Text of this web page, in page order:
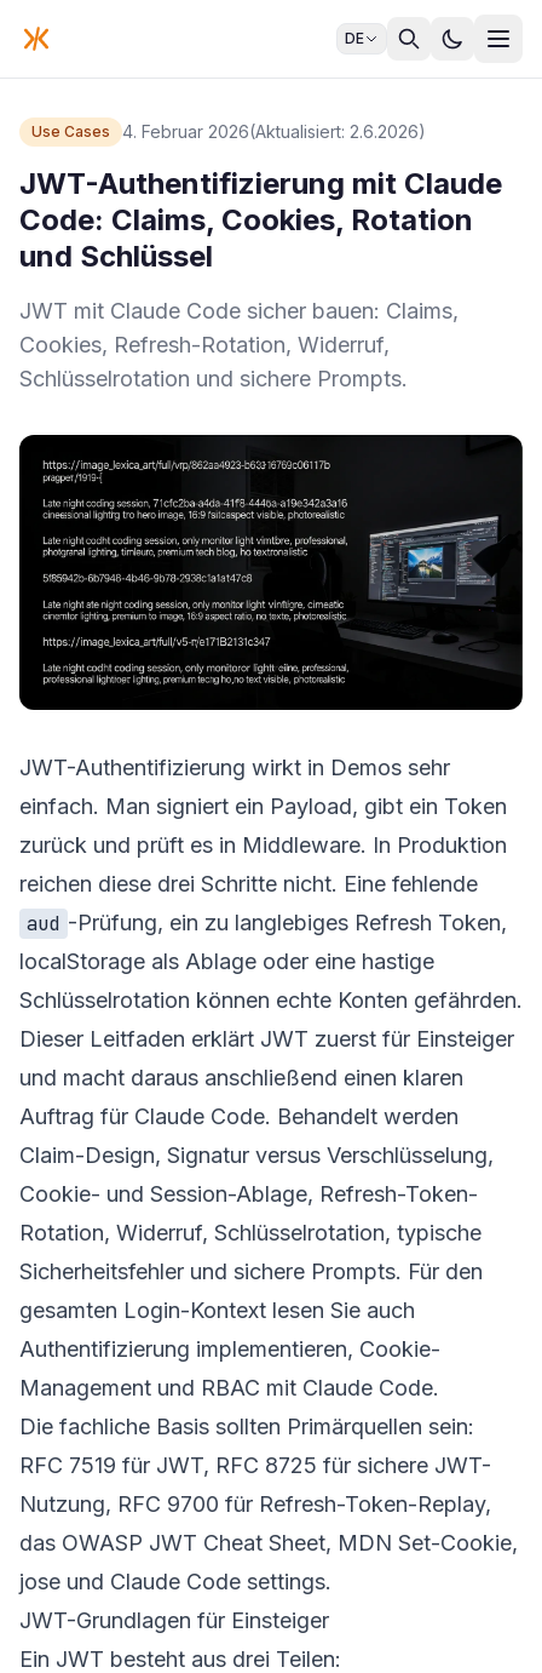
DE
Use Cases 4. Februar 2026(Aktualisiert: 2.6.2026)
JWT-Authentifizierung mit Claude
Code: Claims, Cookies, Rotation
und Schlüssel
JWT mit Claude Code sicher bauen: Claims,
Cookies, Refresh-Rotation, Widerruf,
Schlüsselrotation und sichere Prompts.
JWT-Authentifizierung wirkt in Demos sehr
einfach. Man signiert ein Payload, gibt ein Token
zurück und prüft es in Middleware. In Produktion
reichen diese drei Schritte nicht. Eine fehlende
aud -Prüfung, ein zu langlebiges Refresh Token,
localStorage als Ablage oder eine hastige
Schlüsselrotation können echte Konten gefährden.
Dieser Leitfaden erklärt JWT zuerst für Einsteiger
und macht daraus anschließend einen klaren
Auftrag für Claude Code. Behandelt werden
Claim-Design, Signatur versus Verschlüsselung,
Cookie- und Session-Ablage, Refresh-Token-
Rotation, Widerruf, Schlüsselrotation, typische
Sicherheitsfehler und sichere Prompts. Für den
gesamten Login-Kontext lesen Sie auch
Authentifizierung implementieren, Cookie-
Management und RBAC mit Claude Code.
Die fachliche Basis sollten Primärquellen sein:
RFC 7519 für JWT, RFC 8725 für sichere JWT-
Nutzung, RFC 9700 für Refresh-Token-Replay,
das OWASP JWT Cheat Sheet, MDN Set-Cookie,
jose und Claude Code settings.
JWT-Grundlagen für Einsteiger
Ein JWT besteht aus drei Teilen: